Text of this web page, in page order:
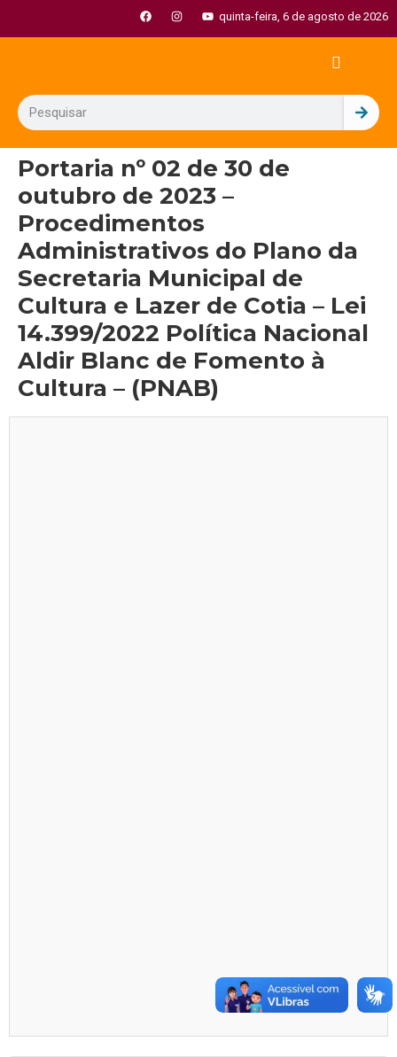
quinta-feira, 6 de agosto de 2026
Portaria nº 02 de 30 de
outubro de 2023 –
Procedimentos
Administrativos do Plano da
Secretaria Municipal de
Cultura e Lazer de Cotia – Lei
14.399/2022 Política Nacional
Aldir Blanc de Fomento à
Cultura – (PNAB)